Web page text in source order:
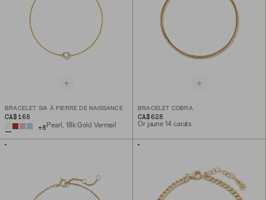
BRACELET SIA À PIERRE DE NAISSANCE
CA$168
+8 Pearl, 18k Gold Vermeil
BRACELET COBRA
CA$628
Or jaune 14 carats